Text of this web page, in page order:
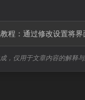
教程：通过修改设置将
，仅用于文章内容的解释